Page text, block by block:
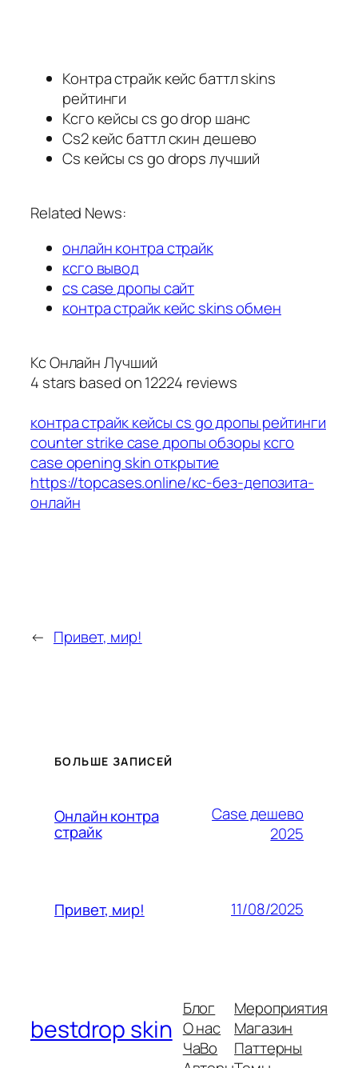
Контра страйк кейс баттл skins
рейтинги
Ксго кейсы cs go drop шанс
Cs2 кейс баттл скин дешево
Cs кейсы cs go drops лучший
Related News:
онлайн контра страйк
ксго вывод
cs case дропы сайт
контра страйк кейс skins обмен
Кс Онлайн Лучший
4 stars based on12224 reviews
контра страйк кейсы cs go дропы рейтинги
counter strike case дропы обзоры ксго
case opening skin открытие
https://topcases.online/кс-без-депозита-
онлайн
← Привет, мир!
БОЛЬШЕ ЗАПИСЕЙ
Онлайн контра
страйк
Case дешево
2025
Привет, мир! 11/08/2025
bestdrop skin
Блог
О нас
ЧаВо
Мероприятия
Магазин
Паттерны